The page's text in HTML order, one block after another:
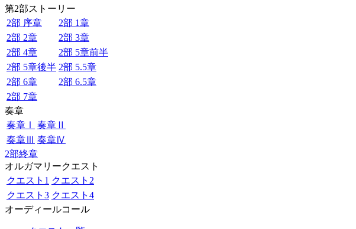
第2部ストーリー
2部 序章
2部 1章
2部 2章
2部 3章
2部 4章
2部 5章前半
2部 5章後半 2部 5.5章
2部 6章
2部 6.5章
2部 7章
奏章
奏章Ⅰ
奏章Ⅱ
奏章Ⅲ 奏章Ⅳ
2部終章
オルガマリークエスト
クエスト1 クエスト2
クエスト3 クエスト4
オーディールコール